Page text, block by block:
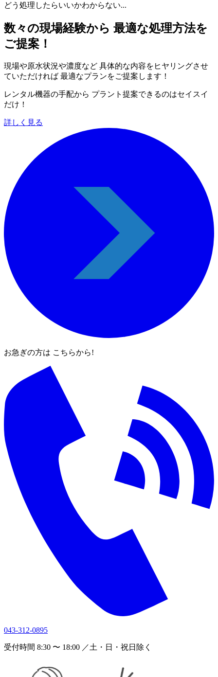
どう処理したらいいかわからない...
数々の現場経験から 最適な処理方法を
ご提案！
現場や原水状況や濃度など 具体的な内容をヒヤリングさせ
ていただければ 最適なプランをご提案します！
レンタル機器の手配から プラント提案できるのはセイスイ
だけ！
詳しく見る
お急ぎの方は こちらから!
043-312-0895
受付時間 8:30 〜 18:00 ／土・日・祝日除く